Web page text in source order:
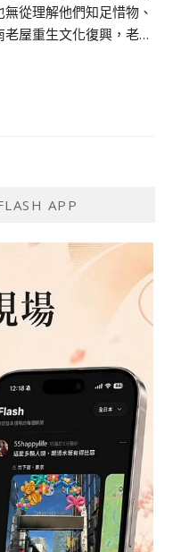
從理解他們知足惜物、
老屋重生文化復興，老…
APP